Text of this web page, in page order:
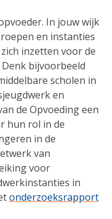
In jouw wijk
en instanties
inzetten voor de
bijvoorbeeld
scholen in
en
de Opvoeding een
hun rol in de
in de
van
voor
in
onderzoeksrapport